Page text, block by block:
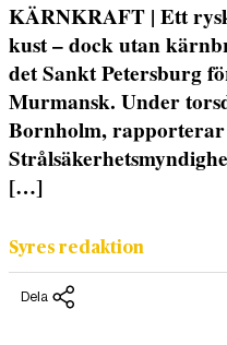
KÄRNKRAFT | Ett
kust – dock utan
det Sankt Petersburg
Murmansk. Under
Bornholm, rapporterar
[…]
Syres redaktion
Dela